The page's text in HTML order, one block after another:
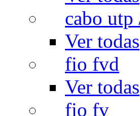
cabo utp
Ver todas
fio fvd
Ver todas
fio fv